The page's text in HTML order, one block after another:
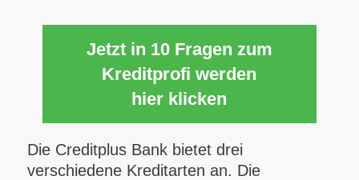
Jetzt in 10 Fragen zum
Kreditprofi werden
hier klicken
Die Creditplus Bank bietet drei
verschiedene Kreditarten an. Die